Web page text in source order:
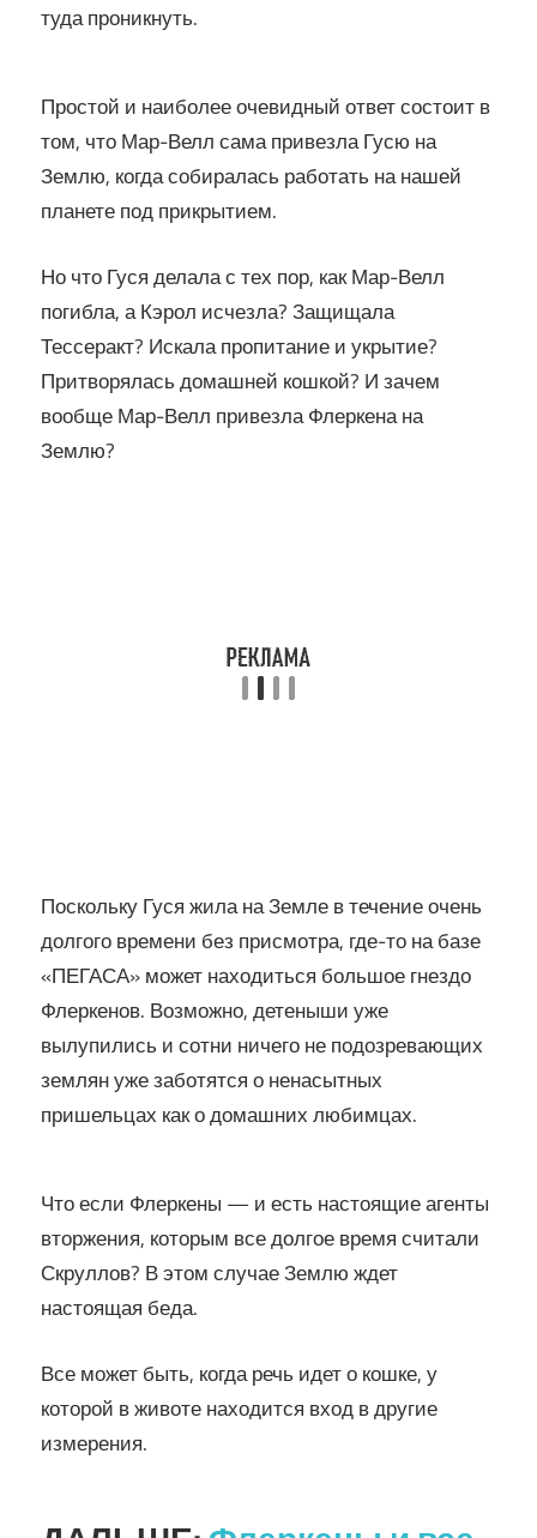
туда проникнуть.
Простой и наиболее очевидный ответ состоит в
том, что Мар-Велл сама привезла Гусю на
Землю, когда собиралась работать на нашей
планете под прикрытием.
Но что Гуся делала с тех пор, как Мар-Велл
погибла, а Кэрол исчезла? Защищала
Тессеракт? Искала пропитание и укрытие?
Притворялась домашней кошкой? И зачем
вообще Мар-Велл привезла Флеркена на
Землю?
Поскольку Гуся жила на Земле в течение очень
долгого времени без присмотра, где-то на базе
«ПЕГАСА» может находиться большое гнездо
Флеркенов. Возможно, детеныши уже
вылупились и сотни ничего не подозревающих
землян уже заботятся о ненасытных
пришельцах как о домашних любимцах.
Что если Флеркены — и есть настоящие агенты
вторжения, которым все долгое время считали
Скруллов? В этом случае Землю ждет
настоящая беда.
Все может быть, когда речь идет о кошке, у
которой в животе находится вход в другие
измерения.